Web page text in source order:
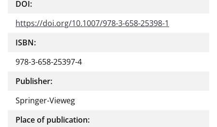
DOI:
https://doi.org/10.1007/978-3-658-25398-1
ISBN:
978-3-658-25397-4
Publisher:
Springer-Vieweg
Place of publication: